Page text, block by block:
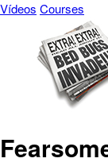
Vídeos Courses